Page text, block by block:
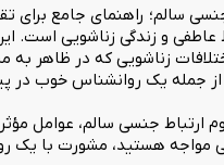
جنسی سالم؛ راهنمای جامع
عاطفی و زندگی زناشویی است.
زناشویی که در ظاهر به
جمله یک روانشناس خوب در
ارتباط جنسی سالم، عوامل
هستید، مشورت با یک
گفتار درمانی
زوج درمانی
تست شخصیت 16 عاملی کتل
تست طرحواره
تست هوش